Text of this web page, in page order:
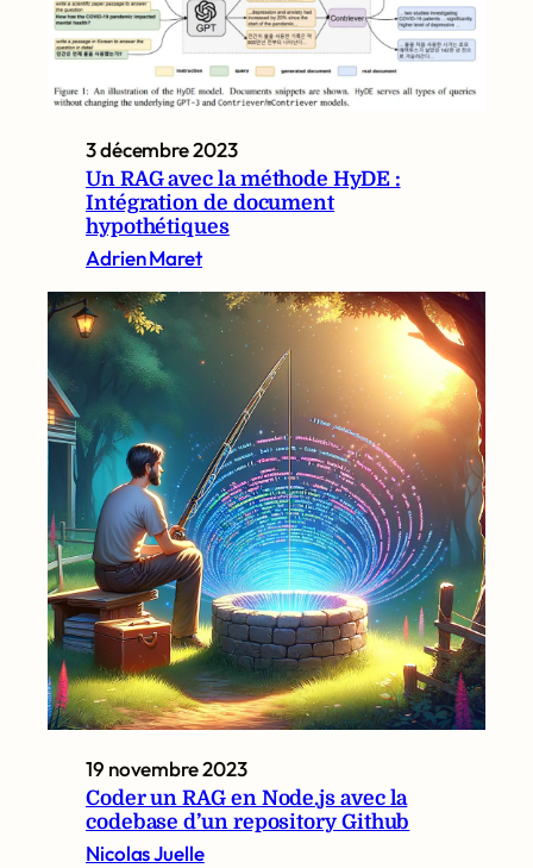
3 décembre 2023
Un RAG avec la méthode HyDE :
Intégration de document
hypothétiques
Adrien Maret
19 novembre 2023
Coder un RAG en Node.js avec la
codebase d’un repository Github
Nicolas Juelle